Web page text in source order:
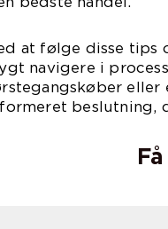
at følge disse tips
navigere i
beslutning,